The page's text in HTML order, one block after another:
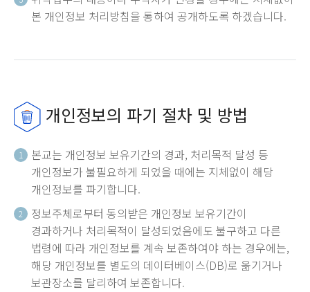
본 개인정보 처리방침을 통하여 공개하도록 하겠습니다.
개인정보의 파기 절차 및 방법
1
본교는 개인정보 보유기간의 경과, 처리목적 달성 등
개인정보가 불필요하게 되었을 때에는 지체없이 해당
개인정보를 파기합니다.
2
정보주체로부터 동의받은 개인정보 보유기간이
경과하거나 처리목적이 달성되었음에도 불구하고 다른
법령에 따라 개인정보를 계속 보존하여야 하는 경우에는,
해당 개인정보를 별도의 데이터베이스(DB)로 옮기거나
보관장소를 달리하여 보존합니다.